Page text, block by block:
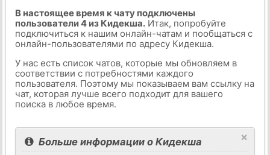
В настоящее время к чату подключены
пользователи 4 из Кидекша.Итак, попробуйте
подключиться к нашим онлайн-чатам и пообщаться с
онлайн-пользователями по адресу Кидекша.
У нас есть список чатов, которые мы обновляем в
соответствии с потребностями каждого
пользователя. Поэтому мы показываем вам ссылку на
чат, которая лучше всего подходит для вашего
поиска в любое время.
×
Больше информации о Кидекша